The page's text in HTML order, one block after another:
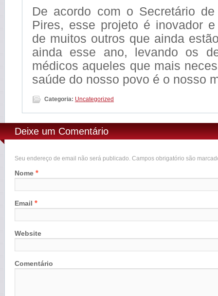
De acordo com o Secretário
Pires, esse projeto é inovador
de muitos outros que ainda
ainda esse ano, levando os
médicos aqueles que mais
saúde do nosso povo é o nosso
Categoria: Uncategorized
Deixe um Comentário
Seu endereço de email não será publicado. Campos obrigatório são
Nome *
Email *
Website
Comentário